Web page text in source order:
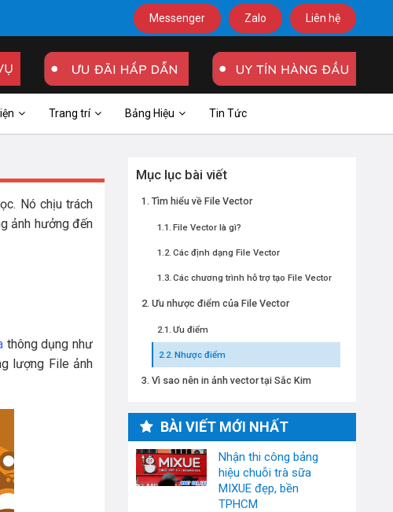
Messenger Zalo Liên hệ
Trang trí Bảng Hiệu Tin Tức
Nó chịu trách
ảnh hưởng đến
thông dụng như
lượng File ảnh
Mục lục bài viết
Tìm hiểu về File Vector
File Vector là gì?
Các định dạng File Vector
Các chương trình hỗ trợ tạo File Vector
Ưu nhược điểm của File Vector
Ưu điểm
Nhược điểm
Vì sao nên in ảnh vector tại Sắc Kim
BÀI VIẾT MỚI NHẤT
Nhận thi công bảng
hiệu chuỗi trà sữa
MIXUE đẹp, bền
TPHCM